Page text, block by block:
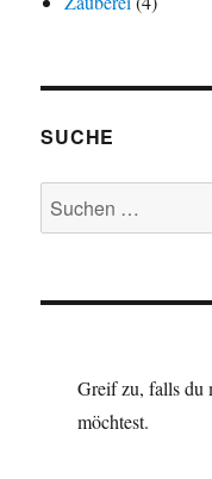
SUCHE
Suchen
nach:
Greif zu, falls du
möchtest.